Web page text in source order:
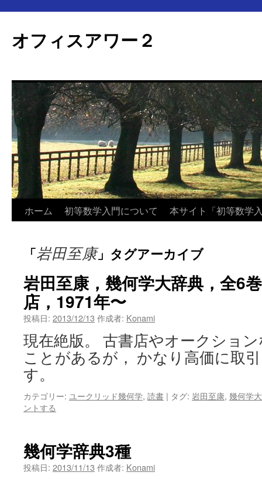
オフィスアワー２
へ
ス
プ
ホーム 初等数学入門について 本サイト「初等数学
「岩田至康」タグアーカイブ
岩田至康，幾何学大辞典，全6
店，1971年〜
投稿日: 2013/12/13 作成者: Konami
現在絶版。 古書店やオークショ
ことがあるが， かなり高価に取
す。
カテゴリー: ユークリッド幾何学, 読書 | タグ: 岩田至康, 幾何学
ントする
幾何学辞典3種
投稿日: 2013/11/13 作成者: Konami